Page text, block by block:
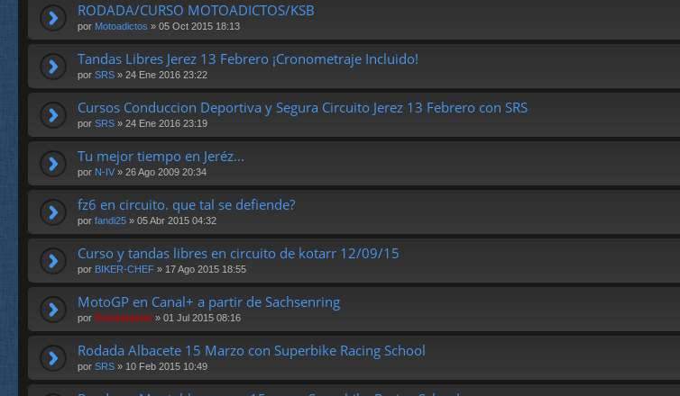
RODADA/CURSO MOTOADICTOS/KSB
por Motoadictos » 05 Oct 2015 18:13
Tandas Libres Jerez 13 Febrero ¡Cronometraje Incluido!
por SRS » 24 Ene 2016 23:22
Cursos Conduccion Deportiva y Segura Circuito Jerez 13 Febrero con SRS
por SRS » 24 Ene 2016 23:19
Tu mejor tiempo en Jeréz...
por N-IV » 26 Ago 2009 20:34
fz6 en circuito. que tal se defiende?
por fandi25 » 05 Abr 2015 04:32
Curso y tandas libres en circuito de kotarr 12/09/15
por BIKER-CHEF » 17 Ago 2015 18:55
MotoGP en Canal+ a partir de Sachsenring
por Güesmaster » 01 Jul 2015 08:16
Rodada Albacete 15 Marzo con Superbike Racing School
por SRS » 10 Feb 2015 10:49